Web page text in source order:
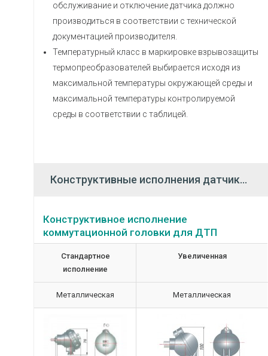
обслуживание и отключение датчика должно
производиться в соответствии с технической
документацией производителя.
Температурный класс в маркировке взрывозащиты
термопреобразователей выбирается исходя из
максимальной температуры окружающей среды и
максимальной температуры контролируемой
среды в соответствии с таблицей.
Конструктивные исполнения датчиков
Конструктивное исполнение
коммутационной головки для ДТП
Стандартное
исполнение
Увеличенная
Металлическая Металлическая